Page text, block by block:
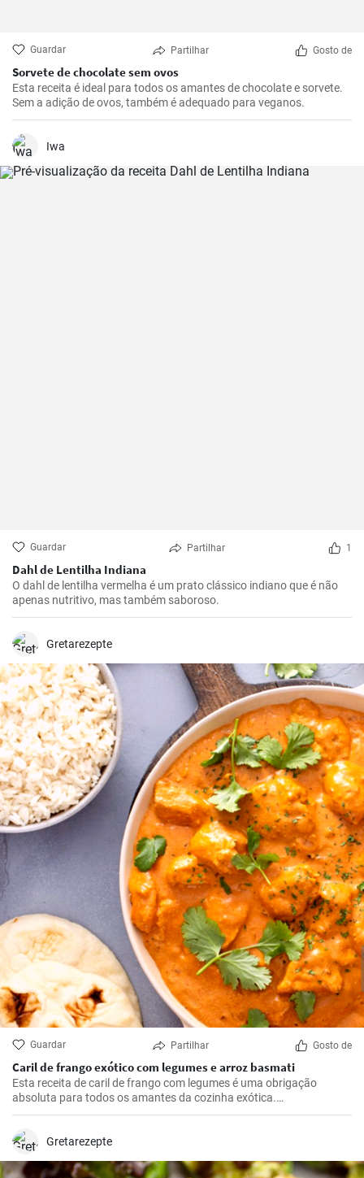
Guardar Partilhar Gosto de
Sorvete de chocolate sem ovos
Esta receita é ideal para todos os amantes de chocolate e sorvete.
Sem a adição de ovos, também é adequado para veganos.
Iwa
Guardar Partilhar 1
Dahl de Lentilha Indiana
O dahl de lentilha vermelha é um prato clássico indiano que é não
apenas nutritivo, mas também saboroso.
Gretarezepte
Guardar Partilhar Gosto de
Caril de frango exótico com legumes e arroz basmati
Esta receita de caril de frango com legumes é uma obrigação
absoluta para todos os amantes da cozinha exótica.
Soberbamente arredondados com um subtil picante e sabores
verdadeiro deleite para o paladar! Como cozinheira apaixonada, já
sempre a atenção dos meus convidados.
Gretarezepte